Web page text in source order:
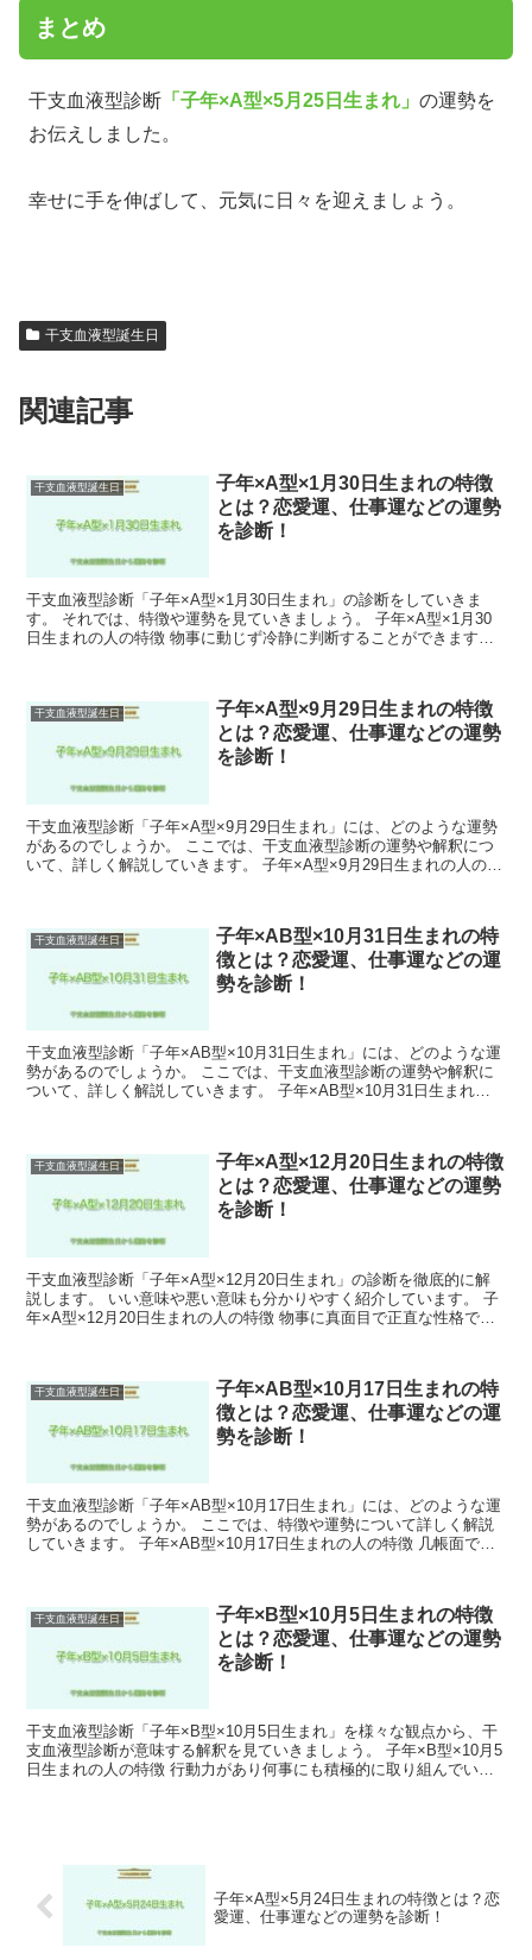
まとめ
干支血液型診断 「子年×A型×5月25日生まれ」 の運勢を
お伝えしました。
幸せに手を伸ばして、元気に日々を迎えましょう。
干支血液型誕生日
関連記事
干支血液型誕生日
子年×A型×1月30日生まれの特徴
とは？恋愛運、仕事運などの運勢
を診断！
干支血液型診断「子年×A型×1月30日生まれ」の診断をしていきま
す。 それでは、特徴や運勢を見ていきましょう。 子年×A型×1月30
日生まれの人の特徴 物事に動じず冷静に判断することができます。
干支血液型誕生日
子年×A型×9月29日生まれの特徴
とは？恋愛運、仕事運などの運勢
を診断！
干支血液型診断「子年×A型×9月29日生まれ」には、どのような運勢
があるのでしょうか。 ここでは、干支血液型診断の運勢や解釈につ
いて、詳しく解説していきます。 子年×A型×9月29日生まれの人の特
干支血液型誕生日
子年×AB型×10月31日生まれの特
徴とは？恋愛運、仕事運などの運
勢を診断！
干支血液型診断「子年×AB型×10月31日生まれ」には、どのような運
勢があるのでしょうか。 ここでは、干支血液型診断の運勢や解釈に
ついて、詳しく解説していきます。 子年×AB型×10月31日生まれの
干支血液型誕生日
子年×A型×12月20日生まれの特徴
とは？恋愛運、仕事運などの運勢
を診断！
干支血液型診断「子年×A型×12月20日生まれ」の診断を徹底的に解
説します。 いい意味や悪い意味も分かりやすく紹介しています。 子
年×A型×12月20日生まれの人の特徴 物事に真面目で正直な性格で
干支血液型誕生日
子年×AB型×10月17日生まれの特
徴とは？恋愛運、仕事運などの運
勢を診断！
干支血液型診断「子年×AB型×10月17日生まれ」には、どのような運
勢があるのでしょうか。 ここでは、特徴や運勢について詳しく解説
していきます。 子年×AB型×10月17日生まれの人の特徴 几帳面で正
干支血液型誕生日
子年×B型×10月5日生まれの特徴
とは？恋愛運、仕事運などの運勢
を診断！
干支血液型診断「子年×B型×10月5日生まれ」を様々な観点から、干
支血液型診断が意味する解釈を見ていきましょう。 子年×B型×10月5
日生まれの人の特徴 行動力があり何事にも積極的に取り組んでいく
子年×A型×5月24日生まれの特徴とは？恋
愛運、仕事運などの運勢を診断！